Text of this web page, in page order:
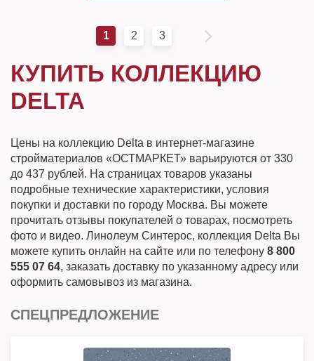
1 2 3
КУПИТЬ КОЛЛЕКЦИЮ
DELTA
Цены на коллекцию Delta в интернет-магазине
стройматериалов «ОСТМАРКЕТ» варьируются от 330
до 437 рублей. На страницах товаров указаны
подробные технические характеристики, условия
покупки и доставки по городу Москва. Вы можете
прочитать отзывы покупателей о товарах, посмотреть
фото и видео. Линолеум Синтерос, коллекция Delta Вы
можете купить онлайн на сайте или по телефону 8 800
555 07 64, заказать доставку по указанному адресу или
оформить самовывоз из магазина.
СПЕЦПРЕДЛОЖЕНИЕ